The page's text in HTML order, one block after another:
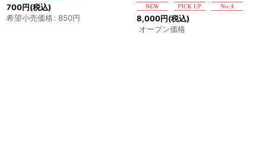
700円(税込)
希望小売価格: 850円 8,000円(税込)
オープン価格